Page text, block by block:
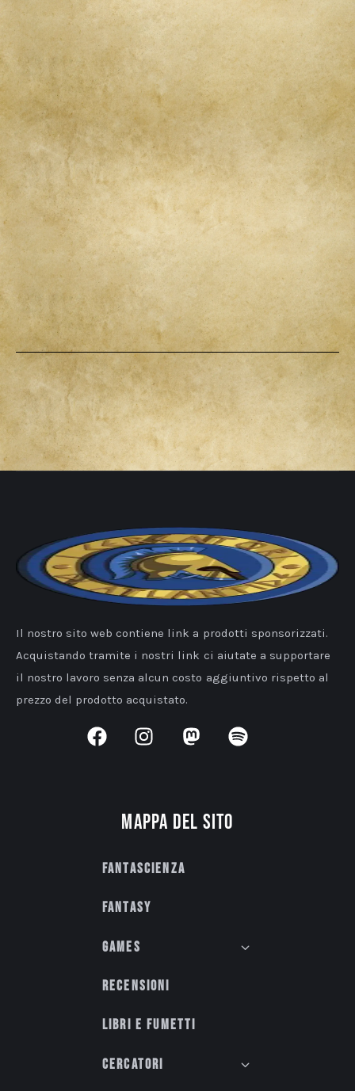
Il nostro sito web contiene link a prodotti sponsorizzati.
Acquistando tramite i nostri link ci aiutate a supportare
il nostro lavoro senza alcun costo aggiuntivo rispetto al
prezzo del prodotto acquistato.
Mappa del sito
Fantascienza
Fantasy
Games
Recensioni
Libri e fumetti
Cercatori